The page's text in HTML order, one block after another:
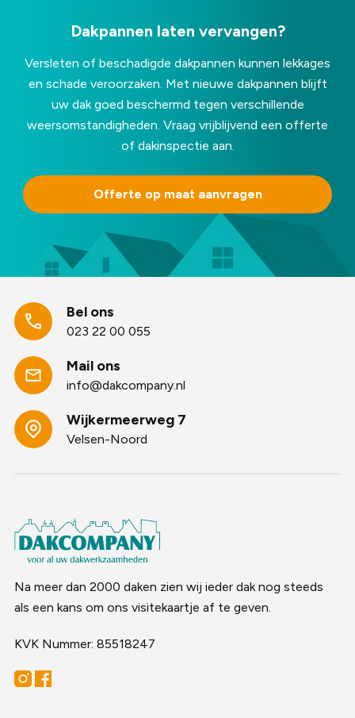
Dakpannen laten vervangen?
Versleten of beschadigde dakpannen kunnen lekkages
en schade veroorzaken. Met nieuwe dakpannen blijft
uw dak goed beschermd tegen verschillende
weersomstandigheden. Vraag vrijblijvend een offerte
of dakinspectie aan.
Offerte op maat aanvragen
Bel ons
023 22 00 055
Mail ons
info@dakcompany.nl
Wijkermeerweg 7
Velsen-Noord
Na meer dan 2000 daken zien wij ieder dak nog steeds
als een kans om ons visitekaartje af te geven.
KVK Nummer: 85518247